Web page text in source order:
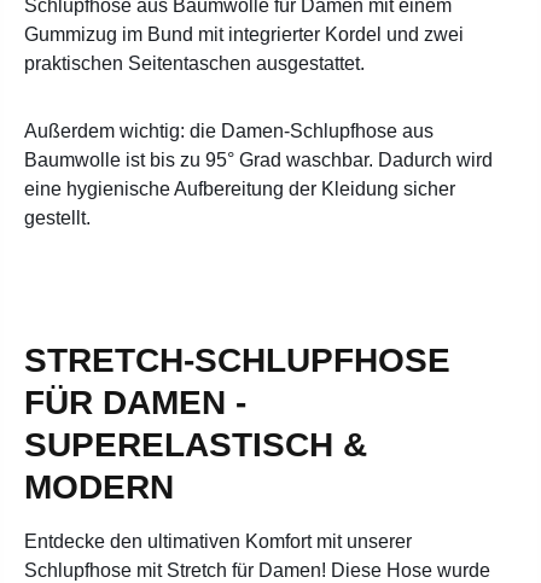
Schlupfhose aus Baumwolle für Damen mit einem
Gummizug im Bund mit integrierter Kordel und zwei
praktischen Seitentaschen ausgestattet.
Außerdem wichtig: die Damen-Schlupfhose aus
Baumwolle ist bis zu 95° Grad waschbar. Dadurch wird
eine hygienische Aufbereitung der Kleidung sicher
gestellt.
STRETCH-SCHLUPFHOSE
FÜR DAMEN -
SUPERELASTISCH &
MODERN
Entdecke den ultimativen Komfort mit unserer
Schlupfhose mit Stretch für Damen! Diese Hose wurde